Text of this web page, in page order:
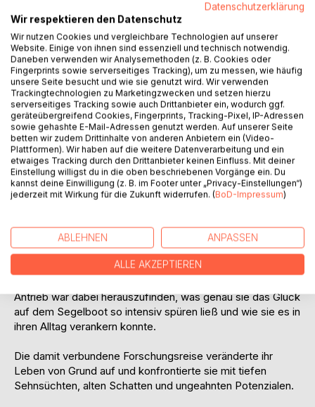
BESCHREIBUNG
Kennst du das - von außen betrachtet wirkt dein Leben
perfekt und eigentlich bist du auch zufrieden damit, doch in
deinem Inneren breitet sich schleichend eine
unausweichliche Leere aus und du fragst dich, ob es das
wirklich schon gewesen sein kann?
Die Autorin Anne-Katrin Keidel selbst wurde sich auf einem
Segeltörn dieser Leere bewusst. Die Zeit auf dem offenen
Rückkehr schlüpft sie in die Rolle der Glücks-Detektivin
und begibt sich auf die Suche nach Antworten auf die
großen und kleinen Fragen des Lebens, um beim
Antrieb war dabei herauszufinden, was genau sie das Glück
auf dem Segelboot so intensiv spüren ließ und wie sie es in
ihren Alltag verankern konnte.
Die damit verbundene Forschungsreise veränderte ihr
Leben von Grund auf und konfrontierte sie mit tiefen
Sehnsüchten, alten Schatten und ungeahnten Potenzialen.
Datenschutzerklärung
Wir respektieren den Datenschutz
Wir nutzen Cookies und vergleichbare Technologien auf unserer
Website. Einige von ihnen sind essenziell und technisch notwendig.
Daneben verwenden wir Analysemethoden (z. B. Cookies oder
Fingerprints sowie serverseitiges Tracking), um zu messen, wie häufig
unsere Seite besucht und wie sie genutzt wird. Wir verwenden
Trackingtechnologien zu Marketingzwecken und setzen hierzu
serverseitiges Tracking sowie auch Drittanbieter ein, wodurch ggf.
geräteübergreifend Cookies, Fingerprints, Tracking-Pixel, IP-Adressen
sowie gehashte E-Mail-Adressen genutzt werden. Auf unserer Seite
betten wir zudem Drittinhalte von anderen Anbietern ein (Video-
Plattformen). Wir haben auf die weitere Datenverarbeitung und ein
etwaiges Tracking durch den Drittanbieter keinen Einfluss. Mit deiner
Einstellung willigst du in die oben beschriebenen Vorgänge ein. Du
kannst deine Einwilligung (z. B. im Footer unter „Privacy-Einstellungen“)
jederzeit mit Wirkung für die Zukunft widerrufen. (BoD-Impressum)
ABLEHNEN ANPASSEN
ALLE AKZEPTIEREN